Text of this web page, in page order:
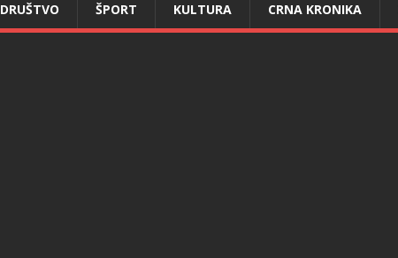
DRUŠTVO ŠPORT KULTURA CRNA KRONIKA